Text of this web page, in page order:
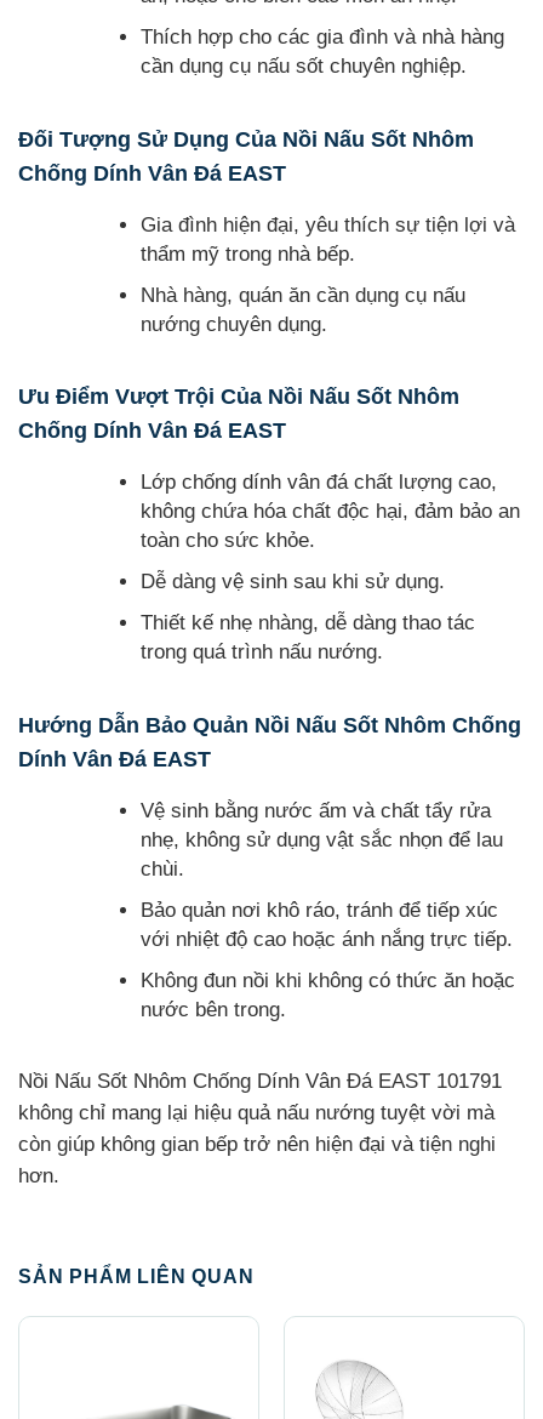
Thích hợp cho các gia đình và nhà hàng
cần dụng cụ nấu sốt chuyên nghiệp.
Đối Tượng Sử Dụng Của Nồi Nấu Sốt Nhôm
Chống Dính Vân Đá EAST
Gia đình hiện đại, yêu thích sự tiện lợi và
thẩm mỹ trong nhà bếp.
Nhà hàng, quán ăn cần dụng cụ nấu
nướng chuyên dụng.
Ưu Điểm Vượt Trội Của Nồi Nấu Sốt Nhôm
Chống Dính Vân Đá EAST
Lớp chống dính vân đá chất lượng cao,
không chứa hóa chất độc hại, đảm bảo an
toàn cho sức khỏe.
Dễ dàng vệ sinh sau khi sử dụng.
Thiết kế nhẹ nhàng, dễ dàng thao tác
trong quá trình nấu nướng.
Hướng Dẫn Bảo Quản Nồi Nấu Sốt Nhôm Chống
Dính Vân Đá EAST
Vệ sinh bằng nước ấm và chất tẩy rửa
nhẹ, không sử dụng vật sắc nhọn để lau
chùi.
Bảo quản nơi khô ráo, tránh để tiếp xúc
với nhiệt độ cao hoặc ánh nắng trực tiếp.
Không đun nồi khi không có thức ăn hoặc
nước bên trong.
Nồi Nấu Sốt Nhôm Chống Dính Vân Đá EAST 101791
không chỉ mang lại hiệu quả nấu nướng tuyệt vời mà
còn giúp không gian bếp trở nên hiện đại và tiện nghi
hơn.
SẢN PHẨM LIÊN QUAN